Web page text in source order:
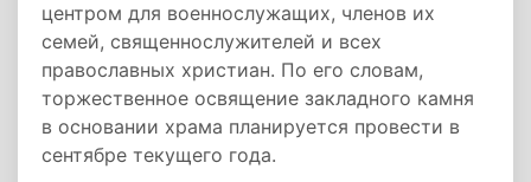
центром для военнослужащих, членов их
семей, священнослужителей и всех
православных христиан. По его словам,
торжественное освящение закладного камня
в основании храма планируется провести в
сентябре текущего года.